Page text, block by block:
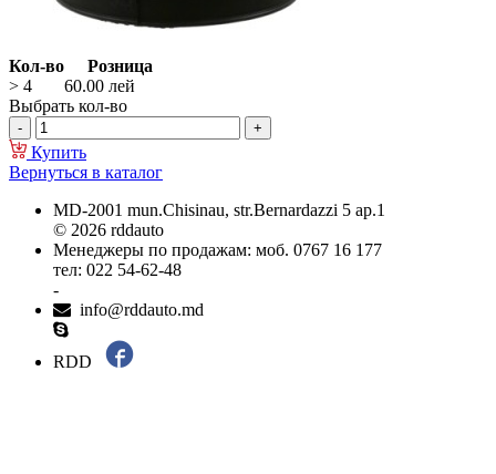
Кол-во
Розница
> 4
60.00 лей
Выбрать кол-во
Купить
Вернуться в каталог
MD-2001 mun.Chisinau, str.Bernardazzi 5 ap.1
© 2026 rddauto
Менеджеры по продажам: моб. 0767 16 177
тел: 022 54-62-48
-
info@rddauto.md
RDD